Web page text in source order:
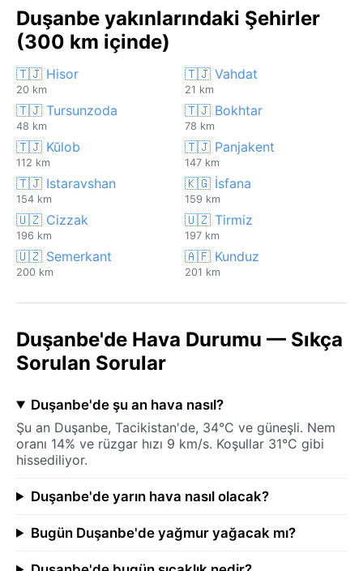
Duşanbe yakınlarındaki Şehirler
(300 km içinde)
🇹🇯 Hisor
20 km
🇹🇯 Vahdat
21 km
🇹🇯 Tursunzoda
48 km
🇹🇯 Bokhtar
78 km
🇹🇯 Kŭlob
112 km
🇹🇯 Panjakent
147 km
🇹🇯 Istaravshan
154 km
🇰🇬 İsfana
159 km
🇺🇿 Cizzak
196 km
🇺🇿 Tirmiz
197 km
🇺🇿 Semerkant
200 km
🇦🇫 Kunduz
201 km
Duşanbe'de Hava Durumu — Sıkça
Sorulan Sorular
Duşanbe'de şu an hava nasıl?
Şu an Duşanbe, Tacikistan'de, 34°C ve güneşli. Nem
oranı 14% ve rüzgar hızı 9 km/s. Koşullar 31°C gibi
hissediliyor.
Duşanbe'de yarın hava nasıl olacak?
Bugün Duşanbe'de yağmur yağacak mı?